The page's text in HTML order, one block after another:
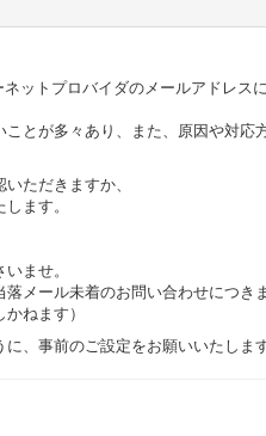
ットプロバイダのメールアドレ
とが多々あり、また、原因や対
ただきますか、
ます。
ませ。
メール未着のお問い合わせにつき
ねます）
、事前のご設定をお願いいたします